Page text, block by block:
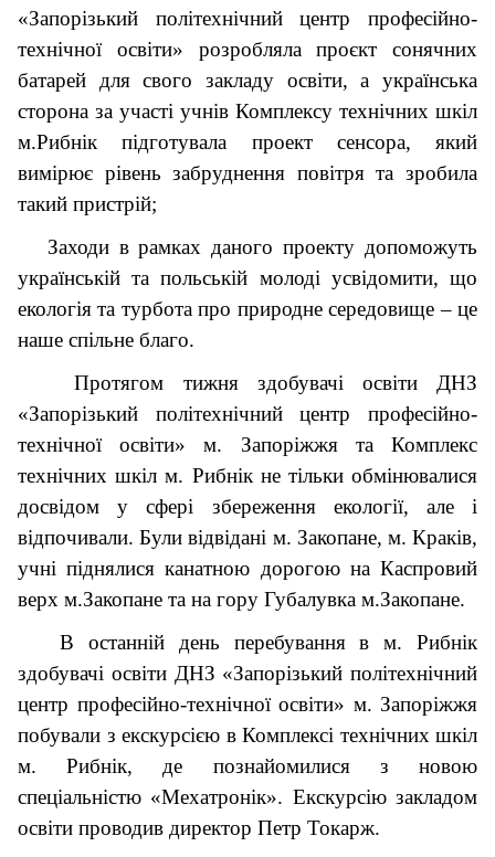
«Запорізький політехнічний центр професійно-
технічної освіти» розробляла проєкт сонячних
батарей для свого закладу освіти, а українська
сторона за участі учнів Комплексу технічних шкіл
м.Рибнік підготувала проект сенсора, який
вимірює рівень забруднення повітря та зробила
такий пристрій;
Заходи в рамках даного проекту допоможуть
українській та польській молоді усвідомити, що
екологія та турбота про природне середовище – це
наше спільне благо.
Протягом тижня здобувачі освіти ДНЗ
«Запорізький політехнічний центр професійно-
технічної освіти» м. Запоріжжя та Комплекс
технічних шкіл м. Рибнік не тільки обмінювалися
досвідом у сфері збереження екології, але і
відпочивали. Були відвідані м. Закопане, м. Краків,
учні піднялися канатною дорогою на Каспровий
верх м.Закопане та на гору Губалувка м.Закопане.
В останній день перебування в м. Рибнік
здобувачі освіти ДНЗ «Запорізький політехнічний
центр професійно-технічної освіти» м. Запоріжжя
побували з екскурсією в Комплексі технічних шкіл
м. Рибнік, де познайомилися з новою
спеціальністю «Мехатронік». Екскурсію закладом
освіти проводив директор Петр Токарж.